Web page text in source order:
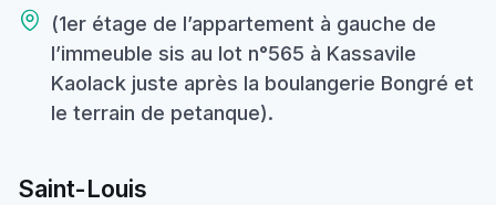
(1er étage de l’appartement à gauche de
l’immeuble sis au lot n°565 à Kassavile
Kaolack juste après la boulangerie Bongré et
le terrain de petanque).
Saint-Louis